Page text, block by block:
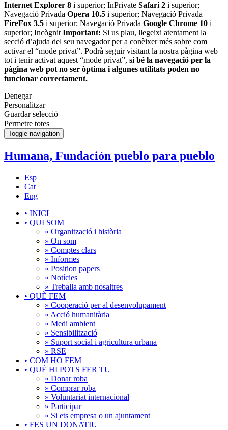
Internet Explorer 8 i superior; InPrivate Safari 2 i superior;
Navegació Privada Opera 10.5 i superior; Navegació Privada
FireFox 3.5 i superior; Navegació Privada Google Chrome 10 i
superior; IncògnitImportant: Si us plau, llegeixi atentament la
secció d’ajuda del seu navegador per a conèixer més sobre com
activar el “mode privat”. Podrà seguir visitant la nostra pàgina web
tot i tenir activat aquest “mode privat”, si bé la navegació per la
pàgina web pot no ser òptima i algunes utilitats poden no
funcionar correctament.
Denegar
Personalitzar
Guardar selecció
Permetre totes
Toggle navigation
Humana, Fundación pueblo para pueblo
Esp
Cat
Eng
• INICI
• QUI SOM
» Organització i història
» On som
» Comptes clars
» Informes
» Position papers
» Notícies
» Treballa amb nosaltres
• QUÈ FEM
» Cooperació per al desenvolupament
» Acció humanitària
» Medi ambient
» Sensibilització
» Suport social i agricultura urbana
» RSE
• COM HO FEM
• QUÈ HI POTS FER TU
» Donar roba
» Comprar roba
» Voluntariat internacional
» Participar
» Si ets empresa o un ajuntament
• FES UN DONATIU